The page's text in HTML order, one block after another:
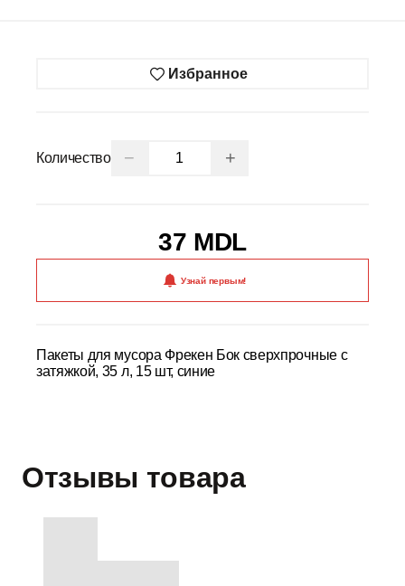
Избранное
Количество − +
37 MDL
Узнай первым!
Пакеты для мусора Фрекен Бок сверхпрочные с
затяжкой, 35 л, 15 шт, синие
Отзывы товара